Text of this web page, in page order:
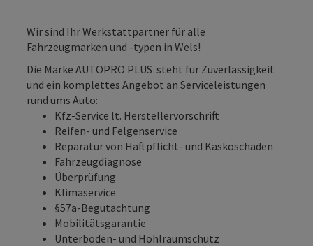
Wir sind Ihr Werkstattpartner für alle
Fahrzeugmarken und -typen in Wels!
Die Marke AUTOPRO PLUS steht für Zuverlässigkeit
und ein komplettes Angebot an Serviceleistungen
rund ums Auto:
Kfz-Service lt. Herstellervorschrift
Reifen- und Felgenservice
Reparatur von Haftpflicht- und Kaskoschäden
Fahrzeugdiagnose
Überprüfung
Klimaservice
§57a-Begutachtung
Mobilitätsgarantie
Unterboden- und Hohlraumschutz